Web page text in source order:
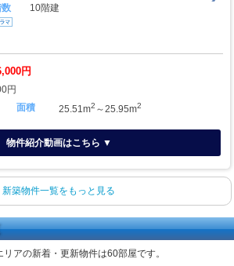
10階建
円
円
面積 25.51m2 ～25.95m2
物件紹介動画はこちら ▼
新築物件一覧をもっと見る
アの新着・更新物件は60部屋です。